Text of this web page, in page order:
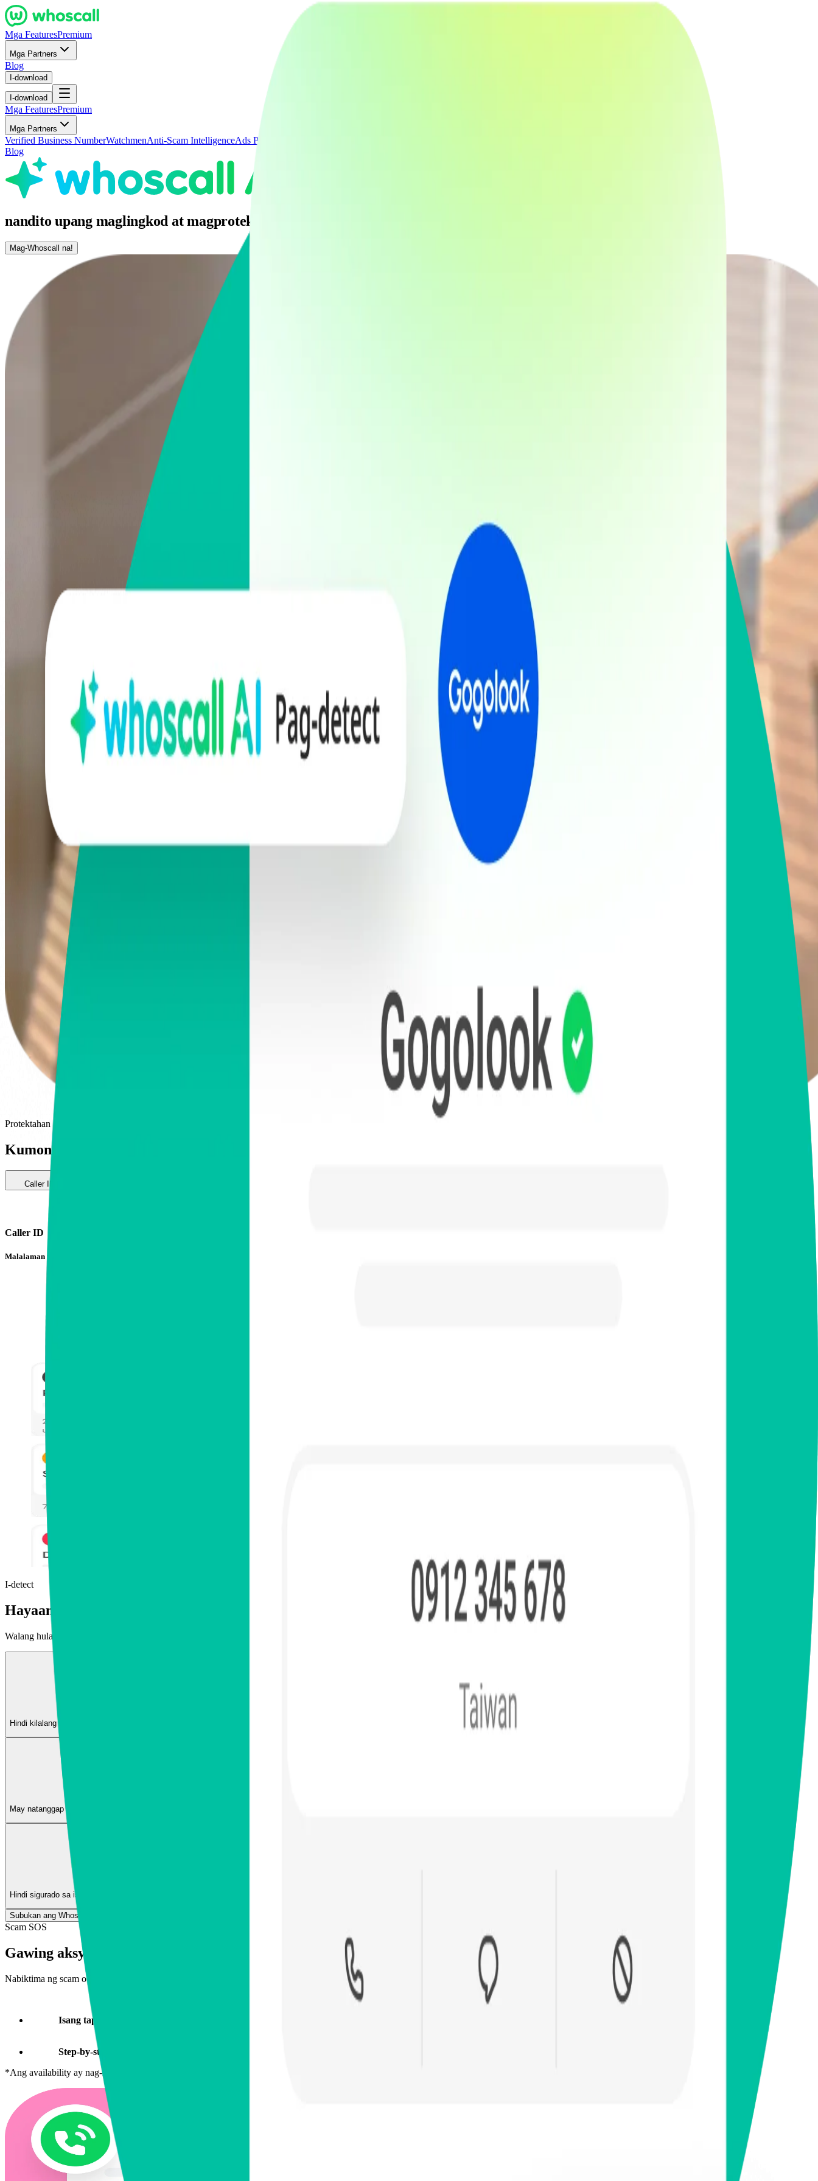
Mga FeaturesPremium
Mga Partners
Blog
I-download
I-download
Mga FeaturesPremium
Mga Partners
Verified Business NumberWatchmenAnti-Scam IntelligenceAds Partner
Blog
nandito upang maglingkod at magprotekta
Mag-Whoscall na!
Protektahan
Kumonekta nang may kumpiyansa
Caller ID
Caller ID
Malalaman mo agad kung ito ay pamilya, kaibigan, negosyo, o scam.
I-detect
Hayaan ang Whoscall AI ang gumawa ng trabaho
Walang hulaan! Sini-scan namin ang mga numero, link, at screenshot gamit ang mapagkakatiwalaang datos para agad matukoy kung alin ang ligtas, kahina-hinala, o mapanganib.
Hindi kilalang numero, spam, o lehitimong negosyo? Ipinapakita namin lahat para ikaw ang magdesisyon kung alin ang sasagutin at alin ang babalewalain.
May natanggap kang kahina-hinalang link sa mensahe? Suriin muna bago i-click para maprotektahan ang iyong impormasyon at pera
Hindi sigurado sa isang site o bagong group chat? Kunan ng larawan, at kami na ang maghahanap ng mga babala para sa iyo
Subukan ang Whoscall AI!
Scam SOS
Gawing aksyon ang kaba gamit ang Whoscall
Nabiktima ng scam o may hinalang may kakaiba? Sa Scam SOS, isang tap lang para i-freeze ang mga account, kontakin ang mga bangko, at magsumite ng ulat — lahat sa isang lugar
Isang tap lang
Step-by-step na support
*Ang availability ay nag-iiba depende sa rehiyon